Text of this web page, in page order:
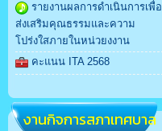
รายงานผลการดำเนินการเพื่อ
ส่งเสริมคุณธรรมและความ
โปร่งใสภายในหน่วยงงาน
คะแนน ITA 2568
งานกิจการสภาเทศบาล